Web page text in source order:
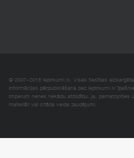
© 2007–2018 Iepirkumi.lv. Visas tiesības
Informācijas pārpublicēšana bez iepirkumi.lv
Imperum nenes nekādu atbildību, ja, pamatojoties
materiāli vai citāda veida zaudējumi.